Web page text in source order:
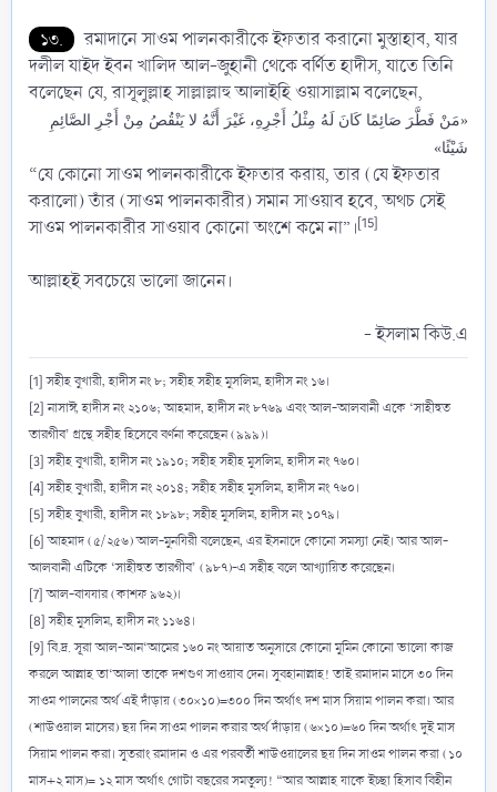
১৩.
রমাদানে সাওম পালনকারীকে ইফতার করানো মুস্তাহাব, যার
দলীল যাইদ ইবন খালিদ আল-জুহানী থেকে বর্ণিত হাদীস, যাতে তিনি
বলেছেন যে, রাসূলুল্লাহ সাল্লাল্লাহু আলাইহি ওয়াসাল্লাম বলেছেন,
«مَنْ فَطَّرَ صَائِمًا كَانَ لَهُ مِثْلُ أَجْرِهِ، غَيْرَ أَنَّهُ لا يَنْقُصُ مِنْ أَجْرِ الصَّائِمِ
شَيْئًا»
“যে কোনো সাওম পালনকারীকে ইফতার করায়, তার (যে ইফতার
করালো) তাঁর (সাওম পালনকারীর) সমান সাওয়াব হবে, অথচ সেই
সাওম পালনকারীর সাওয়াব কোনো অংশে কমে না”।[15]
আল্লাহই সবচেয়ে ভালো জানেন।
- ইসলাম কিউ.এ​
[1] সহীহ বুখারী, হাদীস নং ৮; সহীহ সহীহ মুসলিম, হাদীস নং ১৬।
[2] নাসাঈ, হাদীস নং ২১০৬; আহমাদ, হাদীস নং ৮৭৬৯ এবং আল-আলবানী একে ‘সাহীহুত
তারগীব’ গ্রন্থে সহীহ হিসেবে বর্ণনা করেছেন (৯৯৯)।
[3] সহীহ বুখারী, হাদীস নং ১৯১০; সহীহ সহীহ মুসলিম, হাদীস নং ৭৬০।
[4] সহীহ বুখারী, হাদীস নং ২০১৪; সহীহ সহীহ মুসলিম, হাদীস নং ৭৬০।
[5] সহীহ বুখারী, হাদীস নং ১৮৯৮; সহীহ মুসলিম, হাদীস নং ১০৭৯।
[6] আহমাদ (৫/২৫৬) আল-মুনযিরী বলেছেন, এর ইসনাদে কোনো সমস্যা নেই। আর আল-
আলবানী এটিকে ‘সাহীহুত তারগীব’ (৯৮৭)-এ সহীহ বলে আখ্যায়িত করেছেন।
[7] আল-বাযযার (কাশফ ৯৬২)।
[8] সহীহ মুসলিম, হাদীস নং ১১৬৪।
[9] বি.দ্র. সূরা আল-আন‘আমের ১৬০ নং আয়াত অনুসারে কোনো মুমিন কোনো ভালো কাজ
করলে আল্লাহ তা‘আলা তাকে দশগুণ সাওয়াব দেন। সুবহানাল্লাহ! তাই রমাদান মাসে ৩০ দিন
সাওম পালনের অর্থ এই দাঁড়ায় (৩০×১০)=৩০০ দিন অর্থাৎ দশ মাস সিয়াম পালন করা। আর
(শাউওয়াল মাসের) ছয় দিন সাওম পালন করার অর্থ দাঁড়ায় (৬×১০)=৬০ দিন অর্থাৎ দুই মাস
সিয়াম পালন করা। সুতরাং রমাদান ও এর পরবর্তী শাউওয়ালের ছয় দিন সাওম পালন করা (১০
মাস+২ মাস)= ১২ মাস অর্থাৎ গোটা বছরের সমতুল্য! “আর আল্লাহ যাকে ইচ্ছা হিসাব বিহীন